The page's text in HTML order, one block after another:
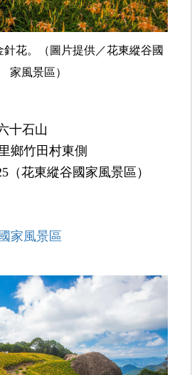
花。（圖片提供／花東縱谷國
家風景區）
十石山
鄉竹田村東側
（花東縱谷國家風景區）
家風景區